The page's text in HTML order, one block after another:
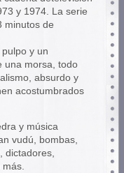
y 1974. La serie
minutos de
y un
una morsa, todo
absurdo y
acostumbrados
y música
vudú, bombas,
dictadores,
más.